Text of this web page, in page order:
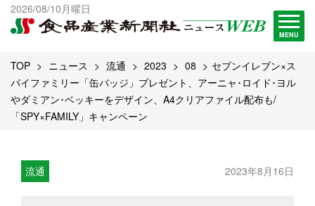
2026/08/10月曜日
MENU
出版物一覧へ
試読・購読申し込み
TOP ニュース 流通 2023 08
セブンイレブン×ス
パイファミリー「缶バッジ」プレゼント、アーニャ･ロイド･ヨル
やダミアン･ベッキーをデザイン、A4クリアファイル配布も/
「SPY×FAMILY」キャンペーン
流通 2023年8月16日